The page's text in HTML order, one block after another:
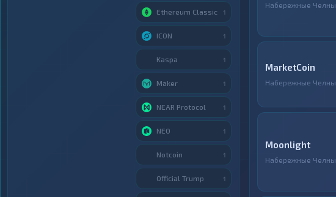
Набережные Челны
MarketCoin
Набережные Челны
Moonlight
Набережные Челны
Ethereum Classic 1
ICON 1
Kaspa 1
Maker 1
NEAR Protocol 1
NEO 1
Notcoin 1
Official Trump 1